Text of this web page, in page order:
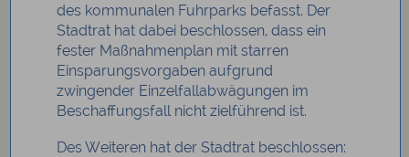
des kommunalen Fuhrparks befasst. Der
Stadtrat hat dabei beschlossen, dass ein
fester Maßnahmenplan mit starren
Einsparungsvorgaben aufgrund
zwingender Einzelfallabwägungen im
Beschaffungsfall nicht zielführend ist.
Des Weiteren hat der Stadtrat beschlossen: